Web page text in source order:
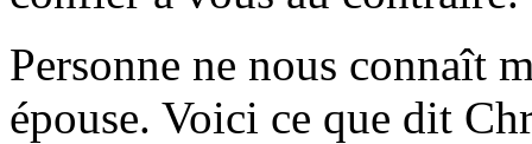
Personne ne nous connaît
épouse. Voici ce que dit